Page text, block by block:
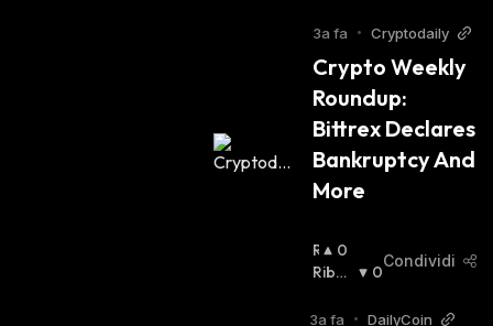
Ta:3a fa • Cryptodaily
Crypto Weekly
Roundup:
Bittrex Declares
Bankruptcy And
More
R
I
L
0
Ribas
0
Condividi
3a fa • DailyCoin